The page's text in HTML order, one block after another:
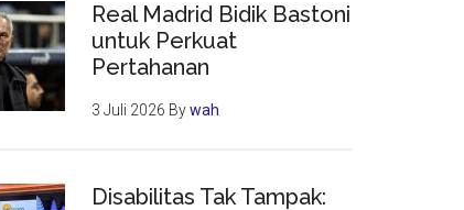
Real Madrid Bidik Bastoni
untuk Perkuat
Pertahanan
3 Juli 2026 Bywah
Disabilitas Tak Tampak: